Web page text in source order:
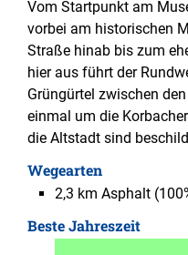
Vom Startpunkt am
vorbei am historischen
Straße hinab bis zum
hier aus führt der
Grüngürtel zwischen
einmal um die
die Altstadt sind
Wegearten
2,3 km Asphalt
Beste Jahreszeit